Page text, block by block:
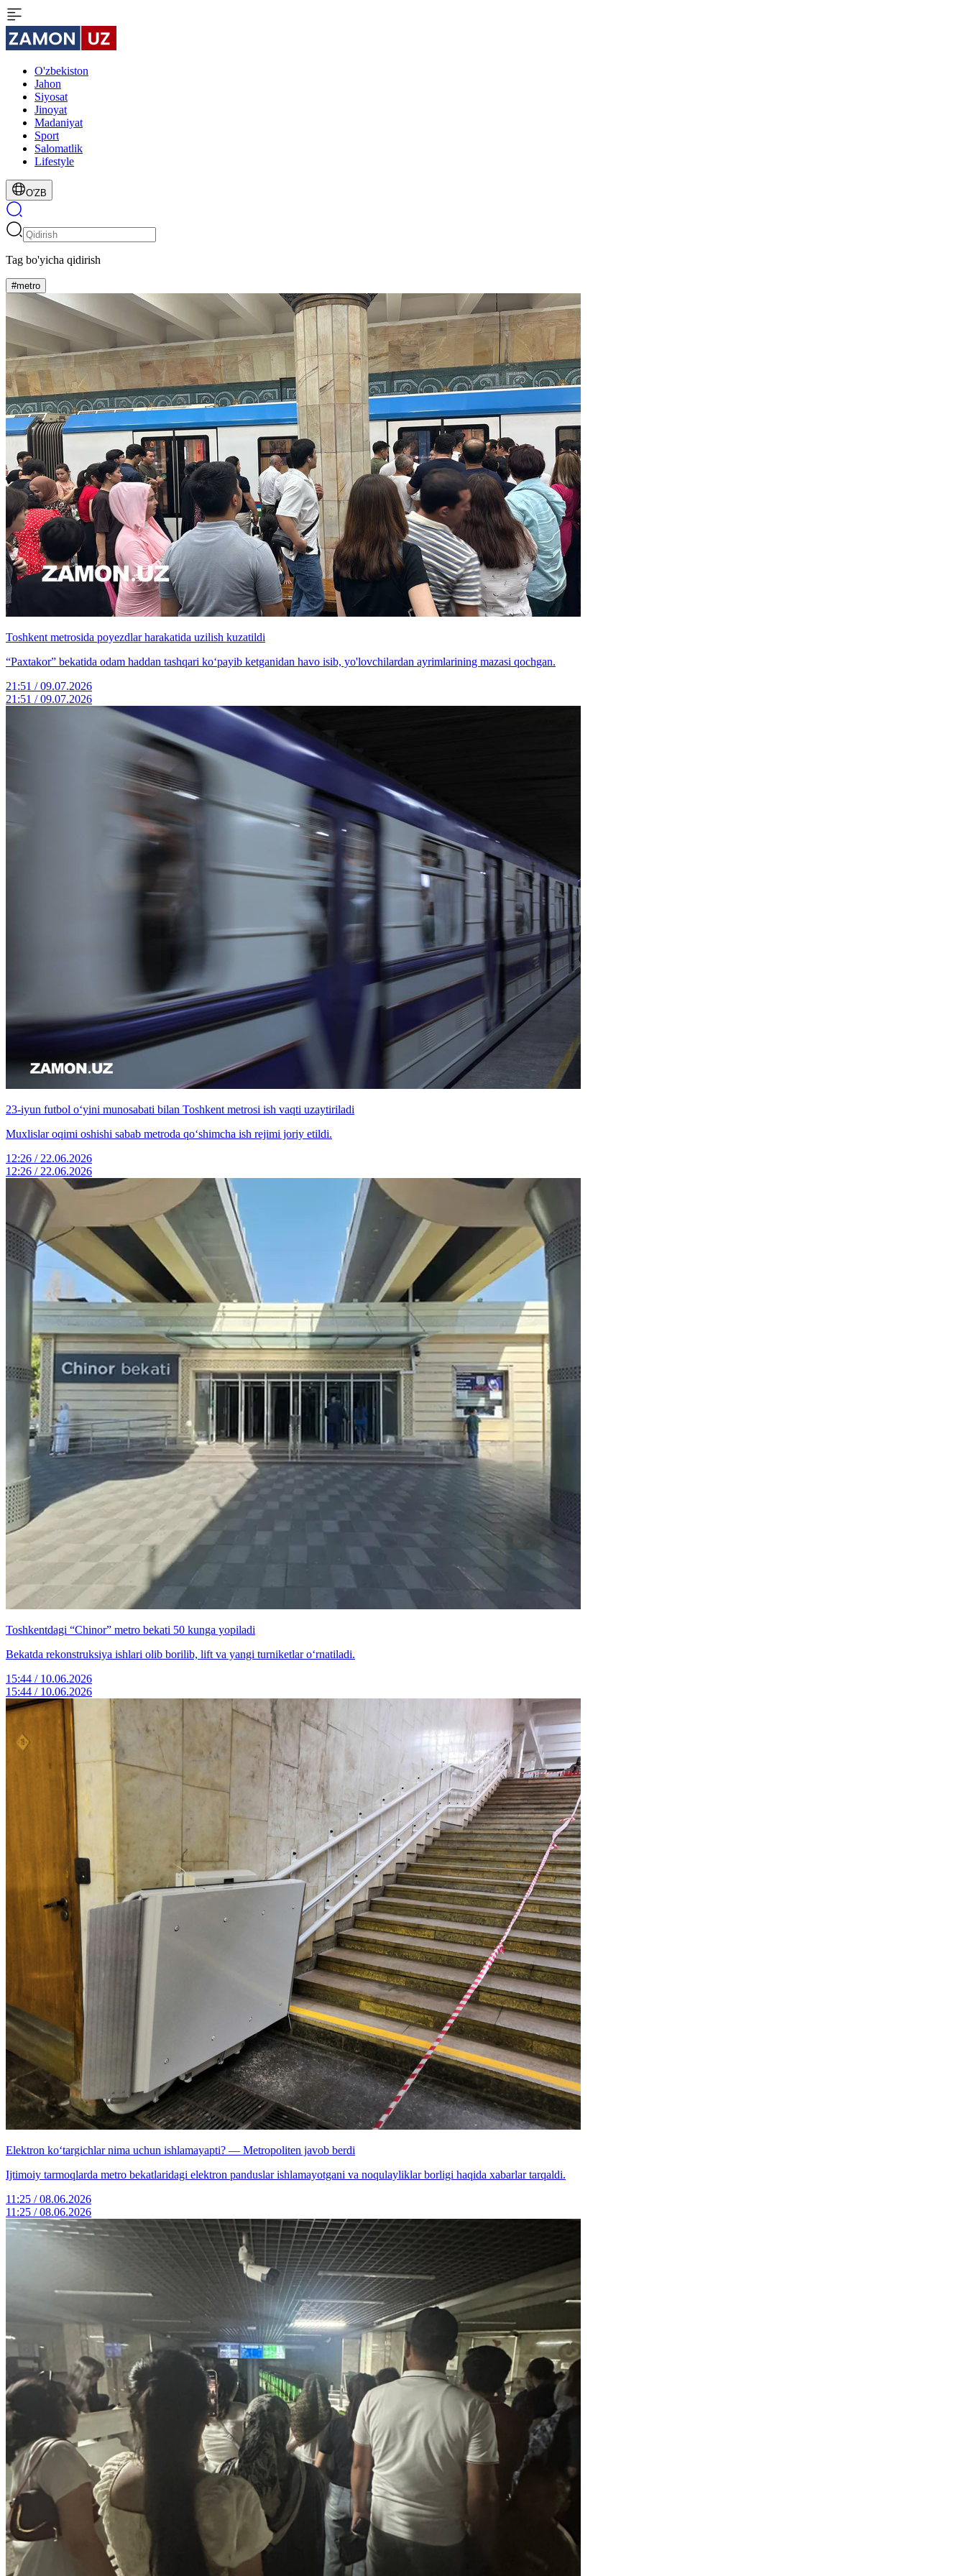
O'zbekiston
Jahon
Siyosat
Jinoyat
Madaniyat
Sport
Salomatlik
Lifestyle
O'ZB
Tag bo'yicha qidirish
#metro
Toshkent metrosida poyezdlar harakatida uzilish kuzatildi
“Paxtakor” bekatida odam haddan tashqari ko‘payib ketganidan havo isib, yo'lovchilardan ayrimlarining mazasi qochgan.
21:51 / 09.07.2026
21:51 / 09.07.2026
23-iyun futbol o‘yini munosabati bilan Toshkent metrosi ish vaqti uzaytiriladi
Muxlislar oqimi oshishi sabab metroda qo‘shimcha ish rejimi joriy etildi.
12:26 / 22.06.2026
12:26 / 22.06.2026
Toshkentdagi “Chinor” metro bekati 50 kunga yopiladi
Bekatda rekonstruksiya ishlari olib borilib, lift va yangi turniketlar o‘rnatiladi.
15:44 / 10.06.2026
15:44 / 10.06.2026
Elektron ko‘targichlar nima uchun ishlamayapti? — Metropoliten javob berdi
Ijtimoiy tarmoqlarda metro bekatlaridagi elektron panduslar ishlamayotgani va noqulayliklar borligi haqida xabarlar tarqaldi.
11:25 / 08.06.2026
11:25 / 08.06.2026